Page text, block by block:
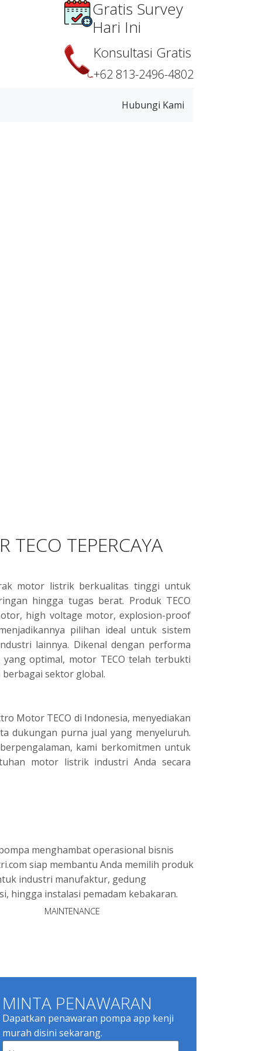
Gratis Survey
Hari Ini
Konsultasi Gratis
+62 813-2496-4802
Hubungi Kami
TECO TEPERCAYA
motor listrik berkualitas tinggi untuk
hingga tugas berat. Produk TECO
high voltage motor, explosion-proof
pilihan ideal untuk sistem
lainnya. Dikenal dengan performa
optimal, motor TECO telah terbukti
sektor global.
Motor TECO di Indonesia, menyediakan
dukungan purna jual yang menyeluruh.
kami berkomitmen untuk
motor listrik industri Anda secara
menghambat operasional bisnis
siap membantu Anda memilih produk
industri manufaktur, gedung
hingga instalasi pemadam kebakaran.
MAINTENANCE
MINTA PENAWARAN
Dapatkan penawaran pompa app kenji
murah disini sekarang.